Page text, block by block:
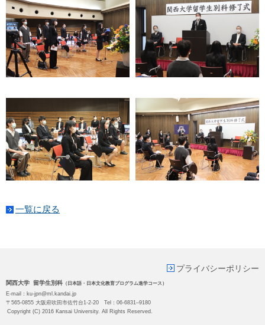
一覧に戻る
プライバシーポリシー
関西大学 留学生別科 （日本語・日本文化教育プログラム進学コース）
E-mail：ku-jpn@ml.kandai.jp
〒565-0855 大阪府吹田市佐竹台1-2-20 Tel：06-6831‒9180
Copyright (C) 2016 Kansai University. All Rights Reserved.